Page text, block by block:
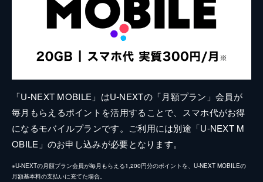
「U-NEXT MOBILE」はU-NEXTの「月額プラン」会員が
毎月もらえるポイントを活用することで、スマホ代がお得
になるモバイルプランです。ご利用には別途「U-NEXT M
OBILE」のお申し込みが必要となります。
※U-NEXTの月額プラン会員が毎月もらえる1,200円分のポイントを、U-NEXT MOBILEの
月額基本料の支払いに充てた場合。